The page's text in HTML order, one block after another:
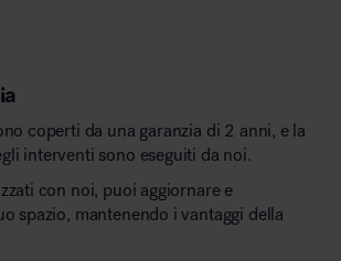
coperti da una garanzia di 2 anni, e la
interventi sono eseguiti da noi.
con noi, puoi aggiornare e
spazio, mantenendo i vantaggi della